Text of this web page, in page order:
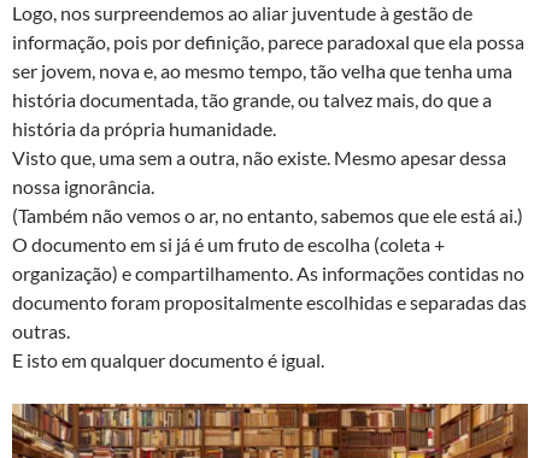
Logo, nos surpreendemos ao aliar juventude à gestão de
informação, pois por definição, parece paradoxal que ela possa
ser jovem, nova e, ao mesmo tempo, tão velha que tenha uma
história documentada, tão grande, ou talvez mais, do que a
história da própria humanidade.
Visto que, uma sem a outra, não existe. Mesmo apesar dessa
nossa ignorância.
(Também não vemos o ar, no entanto, sabemos que ele está ai.)
O documento em si já é um fruto de escolha (coleta +
organização) e compartilhamento. As informações contidas no
documento foram propositalmente escolhidas e separadas das
outras.
E isto em qualquer documento é igual.